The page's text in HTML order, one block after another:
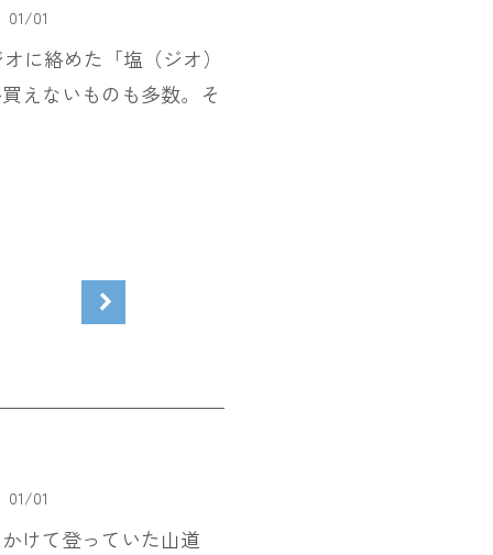
01/01
に絡めた「塩（ジオ）
えないものも多数。そ
01/01
けて登っていた山道